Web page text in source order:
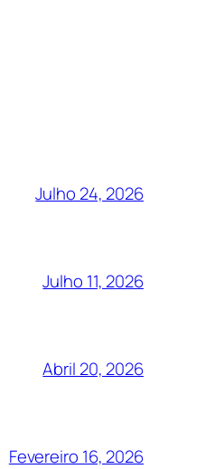
Julho 24, 2026
Julho 11, 2026
Abril 20, 2026
Fevereiro 16, 2026